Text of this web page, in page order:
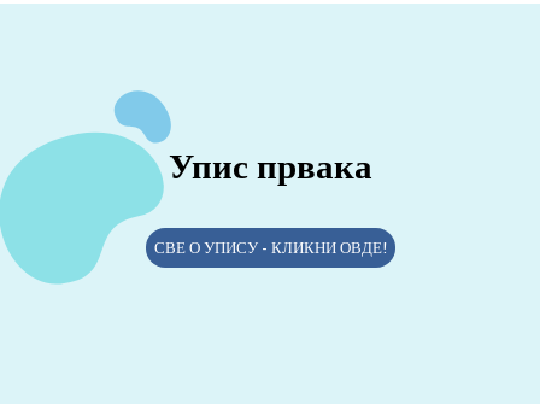
Упис првака
СВЕ О УПИСУ - КЛИКНИ ОВДЕ!